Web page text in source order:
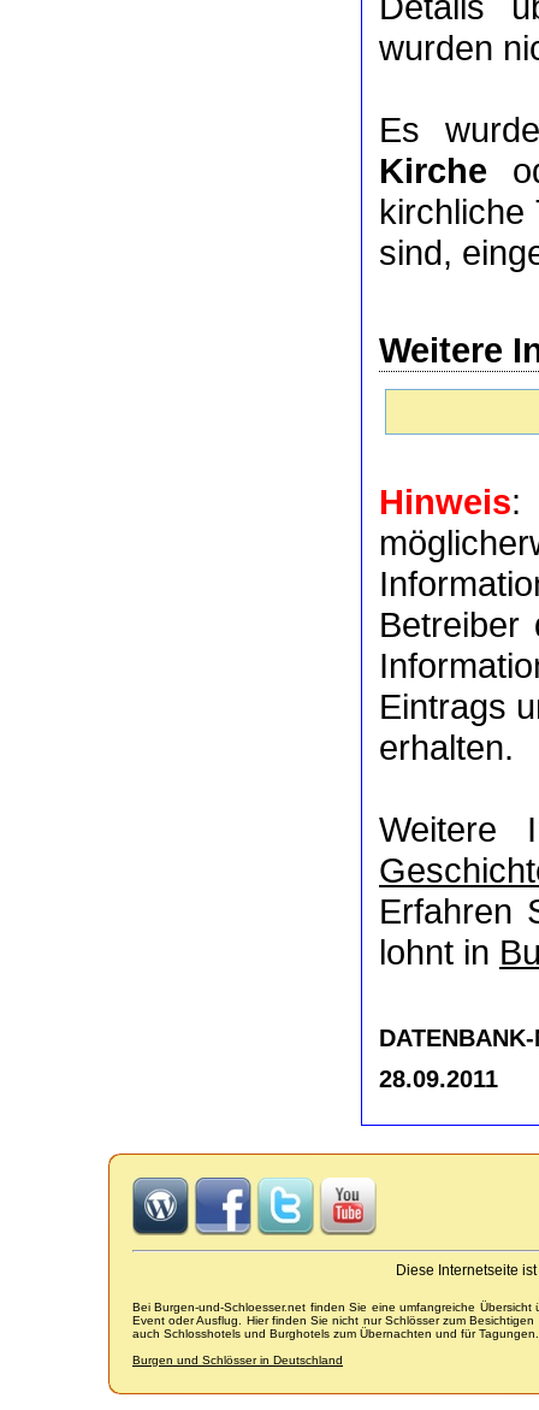
wurden
Es
Kirche
kirchliche
sind,
Weitere
Hinweis:
Eintrags
erhalten.
Weitere
Erfahren
lohnt in
28.09.2011
Diese Internetseite
Bei Burgen-und-Schloesser.net finden Sie eine umfangreiche
Event oder Ausflug. Hier finden Sie nicht nur Schlösser zum
auch Schlosshotels und Burghotels zum Übernachten und für Tagungen.
Burgen und Schlösser in Deutschland